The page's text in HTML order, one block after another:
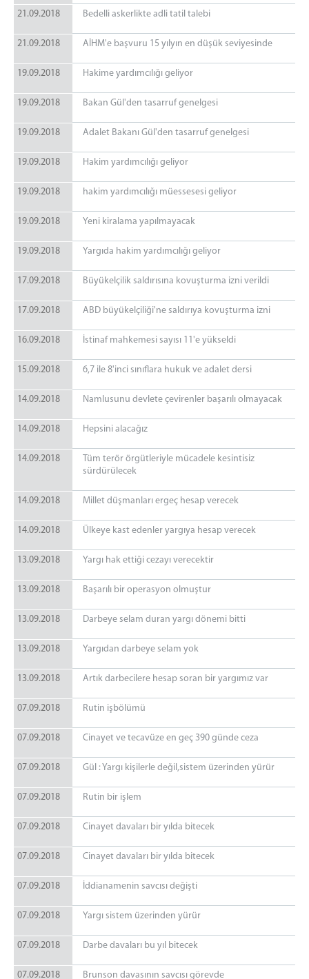
21.09.2018 Bedelli askerlikte adli tatil talebi
21.09.2018 AİHM'e başvuru 15 yılyın en düşük seviyesinde
19.09.2018 Hakime yardımcılığı geliyor
19.09.2018 Bakan Gül'den tasarruf genelgesi
19.09.2018 Adalet Bakanı Gül'den tasarruf genelgesi
19.09.2018 Hakim yardımcılığı geliyor
19.09.2018 hakim yardımcılığı müessesesi geliyor
19.09.2018 Yeni kiralama yapılmayacak
19.09.2018 Yargıda hakim yardımcılığı geliyor
17.09.2018 Büyükelçilik saldırısına kovuşturma izni verildi
17.09.2018 ABD büyükelçiliği'ne saldırıya kovuşturma izni
16.09.2018 İstinaf mahkemesi sayısı 11'e yükseldi
15.09.2018 6,7 ile 8'inci sınıflara hukuk ve adalet dersi
14.09.2018 Namlusunu devlete çevirenler başarılı olmayacak
14.09.2018 Hepsini alacağız
14.09.2018
Tüm terör örgütleriyle mücadele kesintisiz
sürdürülecek
14.09.2018 Millet düşmanları ergeç hesap verecek
14.09.2018 Ülkeye kast edenler yargıya hesap verecek
13.09.2018 Yargı hak ettiği cezayı verecektir
13.09.2018 Başarılı bir operasyon olmuştur
13.09.2018 Darbeye selam duran yargı dönemi bitti
13.09.2018 Yargıdan darbeye selam yok
13.09.2018 Artık darbecilere hesap soran bir yargımız var
07.09.2018 Rutin işbölümü
07.09.2018 Cinayet ve tecavüze en geç 390 günde ceza
07.09.2018 Gül : Yargı kişilerle değil,sistem üzerinden yürür
07.09.2018 Rutin bir işlem
07.09.2018 Cinayet davaları bir yılda bitecek
07.09.2018 Cinayet davaları bir yılda bitecek
07.09.2018 İddianamenin savcısı değişti
07.09.2018 Yargı sistem üzerinden yürür
07.09.2018 Darbe davaları bu yıl bitecek
07.09.2018 Brunson davasının savcısı görevde